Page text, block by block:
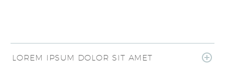
LOREM IPSUM DOLOR SIT AMET